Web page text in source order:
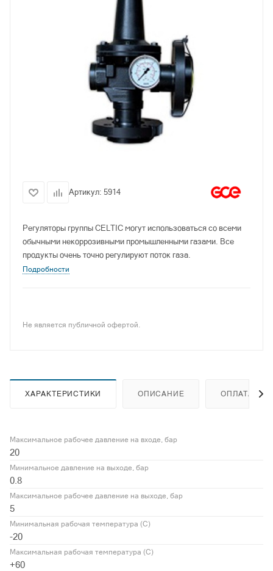
Артикул: 5914
Регуляторы группы СELTIC могут использоваться со всеми
обычными некоррозивными промышленными газами. Все
продукты очень точно регулируют поток газа.
Подробности
Не является публичной офертой.
ХАРАКТЕРИСТИКИ ОПИСАНИЕ ОПЛАТА
Максимальное рабочее давление на входе, бар
20
Минимальное давление на выходе, бар
0.8
Максимальное рабочее давление на выходе, бар
5
Минимальная рабочая температура (С)
-20
Максимальная рабочая температура (С)
+60